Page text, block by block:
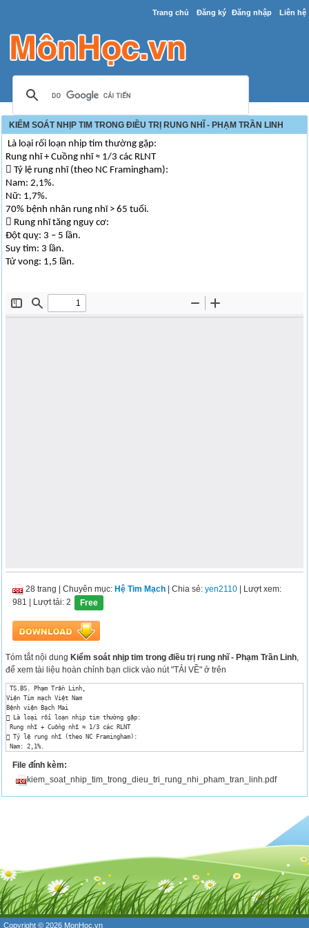
Trang chủ Đăng ký Đăng nhập Liên hệ
KIỂM SOÁT NHỊP TIM TRONG ĐIỀU TRỊ RUNG NHĨ - PHẠM TRẦN LINH
Là loại rối loạn nhịp tim thường gặp:
Rung nhĩ + Cuồng nhĩ ≈ 1/3 các RLNT
 Tỷ lệ rung nhĩ (theo NC Framingham):
Nam: 2,1%.
Nữ: 1,7%.
70% bệnh nhân rung nhĩ > 65 tuổi.
 Rung nhĩ tăng nguy cơ:
Đột quỵ: 3 – 5 lần.
Suy tim: 3 lần.
Tử vong: 1,5 lần.
28 trang |Chuyên mục: Hệ Tim Mạch | Chia sẻ:yen2110 | Lượt xem:
981 | Lượt tải: 2 Free
Tóm tắt nội dung Kiểm soát nhịp tim trong điều trị rung nhĩ - Phạm Trần Linh,
để xem tài liệu hoàn chỉnh bạn click vào nút "TẢI VỀ" ở trên
TS.BS. Phạm Trần Linh,
Viện Tim mạch Việt Nam
Bệnh viện Bạch Mai
 Là loại rối loạn nhịp tim thường gặp:
Rung nhĩ + Cuồng nhĩ ≈ 1/3 các RLNT
 Tỷ lệ rung nhĩ (theo NC Framingham):
Nam: 2,1%.
70% bệnh nhân rung nhĩ > 65 tuổi.
 Rung nhĩ tăng nguy cơ:
Đột quỵ: 3 – 5 lần.
Chiến lược chuyển nhịp ở bệnh nhân RN
ESC guidelines 2016
Thuốc chống loạn nhịp: Lựa chọn đầu tiên
chuyển nhịp ở bệnh nhân RN
Piccini J, Fauchier L. Lancet 2016
Lợi ích của điều trị chuyển nhịp trên
bệnh nhân rung nhĩ
File đính kèm:
kiem_soat_nhip_tim_trong_dieu_tri_rung_nhi_pham_tran_linh.pdf
Copyright © 2026 MonHoc.vn